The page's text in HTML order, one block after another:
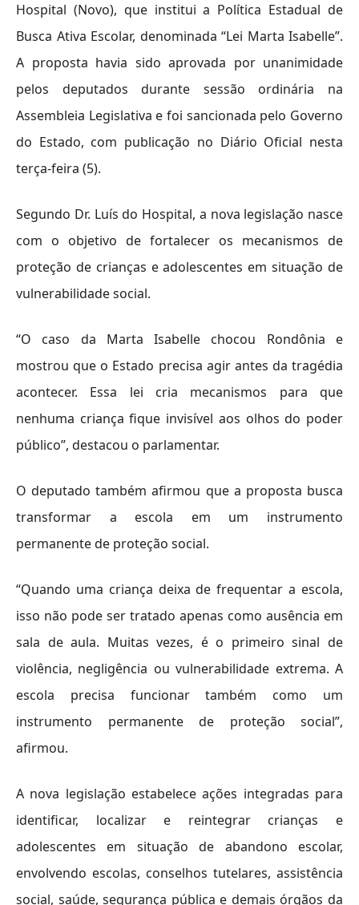
Hospital (Novo), que institui a Política Estadual de
Busca Ativa Escolar, denominada “Lei Marta Isabelle”.
A proposta havia sido aprovada por unanimidade
pelos deputados durante sessão ordinária na
Assembleia Legislativa e foi sancionada pelo Governo
do Estado, com publicação no Diário Oficial nesta
terça-feira (5).
Segundo Dr. Luís do Hospital, a nova legislação nasce
com o objetivo de fortalecer os mecanismos de
proteção de crianças e adolescentes em situação de
vulnerabilidade social.
“O caso da Marta Isabelle chocou Rondônia e
mostrou que o Estado precisa agir antes da tragédia
acontecer. Essa lei cria mecanismos para que
nenhuma criança fique invisível aos olhos do poder
público”, destacou o parlamentar.
O deputado também afirmou que a proposta busca
transformar a escola em um instrumento
permanente de proteção social.
“Quando uma criança deixa de frequentar a escola,
isso não pode ser tratado apenas como ausência em
sala de aula. Muitas vezes, é o primeiro sinal de
violência, negligência ou vulnerabilidade extrema. A
escola precisa funcionar também como um
instrumento permanente de proteção social”,
afirmou.
A nova legislação estabelece ações integradas para
identificar, localizar e reintegrar crianças e
adolescentes em situação de abandono escolar,
envolvendo escolas, conselhos tutelares, assistência
social, saúde, segurança pública e demais órgãos da